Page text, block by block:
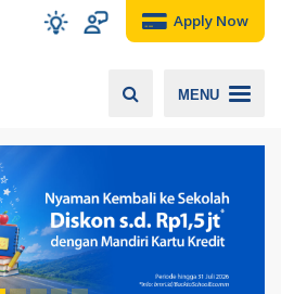
Apply Now
MENU